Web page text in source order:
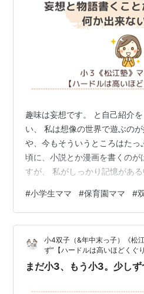
趣味は妄想です。 と自己紹介
い、 私は想像の世界で遊ぶの
や、今もそういうところはた
頃に、小説とか漫画を書くの
すが、 私がしっかり記憶があ
だったので、 今は当たり前にな
WEBにのせて発表する場に、
いのですが、 結婚するぐらい
ゃなく、二次創作なんかも含め
合い、ワイワイひてたのを思い
像するのが楽しくて。 書く…
#小学生ママ #保育園ママ #
小4双子（&年中末っ子）《松
ず”【ハードルは高いほどくぐ
まだ小3、もう小3。少し